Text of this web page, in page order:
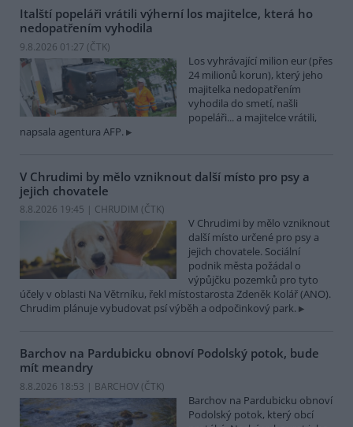
Italští popeláři vrátili výherní los majitelce, která ho
nedopatřením vyhodila
9.8.2026 01:27 (ČTK)
Los vyhrávající milion eur (přes
24 milionů korun), který jeho
majitelka nedopatřením
vyhodila do smetí, našli
popeláři... a majitelce vrátili,
napsala agentura AFP.
V Chrudimi by mělo vzniknout další místo pro psy a
jejich chovatele
8.8.2026 19:45 | CHRUDIM (ČTK)
V Chrudimi by mělo vzniknout
další místo určené pro psy a
jejich chovatele. Sociální
podnik města požádal o
výpůjčku pozemků pro tyto
účely v oblasti Na Větrníku, řekl místostarosta Zdeněk Kolář (ANO).
Chrudim plánuje vybudovat psí výběh a odpočinkový park.
Barchov na Pardubicku obnoví Podolský potok, bude
mít meandry
8.8.2026 18:53 | BARCHOV (ČTK)
Barchov na Pardubicku obnoví
Podolský potok, který obcí